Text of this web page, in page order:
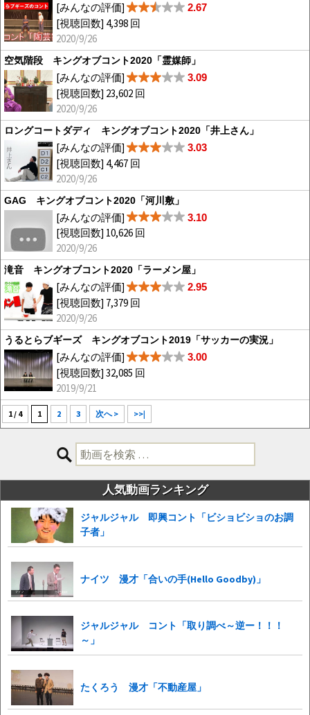
[みんなの評価] 2.67
[視聴回数] 4,398 回
2020/9/26
空気階段 キングオブコント2020「霊媒師」
[みんなの評価] 3.09
[視聴回数] 23,602 回
2020/9/26
ロングコートダディ キングオブコント2020「井上さん」
[みんなの評価] 3.03
[視聴回数] 4,467 回
2020/9/26
GAG キングオブコント2020「河川敷」
[みんなの評価] 3.10
[視聴回数] 10,626 回
2020/9/26
滝音 キングオブコント2020「ラーメン屋」
[みんなの評価] 2.95
[視聴回数] 7,379 回
2020/9/26
うるとらブギーズ キングオブコント2019「サッカーの実況」
[みんなの評価] 3.00
[視聴回数] 32,085 回
2019/9/21
1 / 4 1 2 3 次へ > >>|
検
索:
人気動画ランキング
ジャルジャル 即興コント「ビショビショのお調
子者」
ナイツ 漫才「合いの手(Hello Goodby)」
ジャルジャル コント「取り調べ～逆ー！！！
～」
たくろう 漫才「不動産屋」